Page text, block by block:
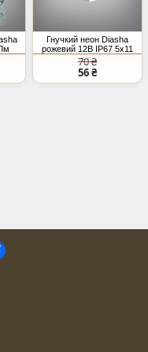
Гнучкий неон Diasha
рожевий 12В IP67 5x11
SMD2835
70 ₴
56 ₴